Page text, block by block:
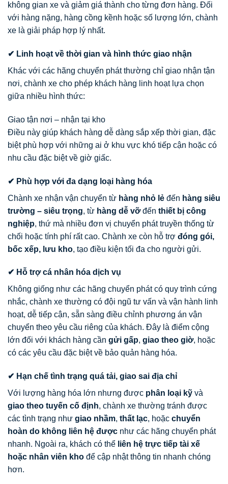
không gian xe và giảm giá thành cho từng đơn hàng. Đối
với hàng nặng, hàng cồng kềnh hoặc số lượng lớn, chành
xe là giải pháp hợp lý nhất.
✔ Linh hoạt về thời gian và hình thức giao nhận
Khác với các hãng chuyển phát thường chỉ giao nhận tận
nơi, chành xe cho phép khách hàng linh hoạt lựa chọn
giữa nhiều hình thức:
Giao tận nơi – nhận tại kho
Điều này giúp khách hàng dễ dàng sắp xếp thời gian, đặc
biệt phù hợp với những ai ở khu vực khó tiếp cận hoặc có
nhu cầu đặc biệt về giờ giấc.
✔ Phù hợp với đa dạng loại hàng hóa
Chành xe nhận vận chuyển từ hàng nhỏ lẻ đến hàng siêu
trường – siêu trọng, từ hàng dễ vỡđến thiết bị công
nghiệp, thứ mà nhiều đơn vị chuyển phát truyền thống từ
chối hoặc tính phí rất cao. Chành xe còn hỗ trợ đóng gói,
bốc xếp, lưu kho, tạo điều kiện tối đa cho người gửi.
✔ Hỗ trợ cá nhân hóa dịch vụ
Không giống như các hãng chuyển phát có quy trình cứng
nhắc, chành xe thường có đội ngũ tư vấn và vận hành linh
hoạt, dễ tiếp cận, sẵn sàng điều chỉnh phương án vận
chuyển theo yêu cầu riêng của khách. Đây là điểm cộng
lớn đối với khách hàng cần gửi gấp, giao theo giờ, hoặc
có các yêu cầu đặc biệt về bảo quản hàng hóa.
✔ Hạn chế tình trạng quá tải, giao sai địa chỉ
Với lượng hàng hóa lớn nhưng được phân loại kỹ và
giao theo tuyến cố định, chành xe thường tránh được
các tình trạng như giao nhầm, thất lạc, hoặc chuyển
hoàn do không liên hệ được như các hãng chuyển phát
nhanh. Ngoài ra, khách có thể liên hệ trực tiếp tài xế
hoặc nhân viên kho để cập nhật thông tin nhanh chóng
hơn.